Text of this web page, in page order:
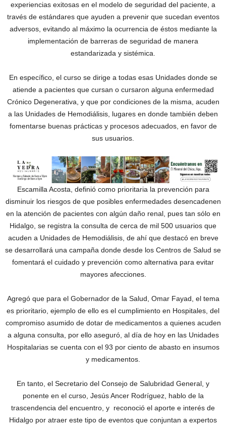
experiencias exitosas en el modelo de seguridad del paciente, a
través de estándares que ayuden a prevenir que sucedan eventos
adversos, evitando al máximo la ocurrencia de éstos mediante la
implementación de barreras de seguridad de manera
estandarizada y sistémica.
En específico, el curso se dirige a todas esas Unidades donde se
atiende a pacientes que cursan o cursaron alguna enfermedad
Crónico Degenerativa, y que por condiciones de la misma, acuden
a las Unidades de Hemodiálisis, lugares en donde también deben
fomentarse buenas prácticas y procesos adecuados, en favor de
sus usuarios.
Escamilla Acosta, definió como prioritaria la prevención para
disminuir los riesgos de que posibles enfermedades desencadenen
en la atención de pacientes con algún daño renal, pues tan sólo en
Hidalgo, se registra la consulta de cerca de mil 500 usuarios que
acuden a Unidades de Hemodiálisis, de ahí que destacó en breve
se desarrollará una campaña donde desde los Centros de Salud se
fomentará el cuidado y prevención como alternativa para evitar
mayores afecciones.
Agregó que para el Gobernador de la Salud, Omar Fayad, el tema
es prioritario, ejemplo de ello es el cumplimiento en Hospitales, del
compromiso asumido de dotar de medicamentos a quienes acuden
a alguna consulta, por ello aseguró, al día de hoy en las Unidades
Hospitalarias se cuenta con el 93 por ciento de abasto en insumos
y medicamentos.
En tanto, el Secretario del Consejo de Salubridad General, y
ponente en el curso, Jesús Ancer Rodríguez, hablo de la
trascendencia del encuentro, y reconoció el aporte e interés de
Hidalgo por atraer este tipo de eventos que conjuntan a expertos